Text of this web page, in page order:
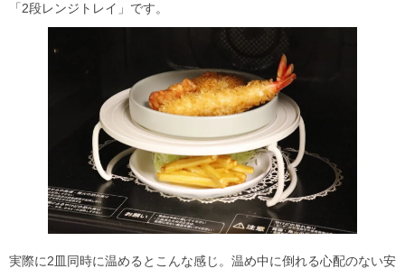
「2段レンジトレイ」です。
実際に2皿同時に温めるとこんな感じ。温め中に倒れる心配のない安